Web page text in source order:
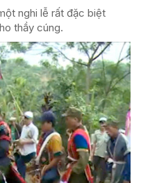
nghi lễ rất đặc biệt
thầy cúng.